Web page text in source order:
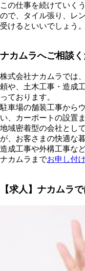
この仕事を続けていく
ので、タイル張り、レ
受けるといいでしょう。
ナカムラへご相談く
株式会社ナカムラでは
頼や、土木工事・造成
っております。
駐車場の舗装工事から
い、カーポートの設置
地域密着型の会社とし
が、お客さまの快適な
造成工事や外構工事な
ナカムラまでお申し付け
【求人】ナカムラ